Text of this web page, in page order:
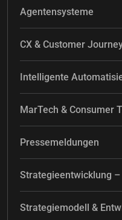
Agentensysteme
CX & Customer
Intelligente
MarTech & Consumer
Pressemeldungen
Strategieentwicklung
Strategiemodell &